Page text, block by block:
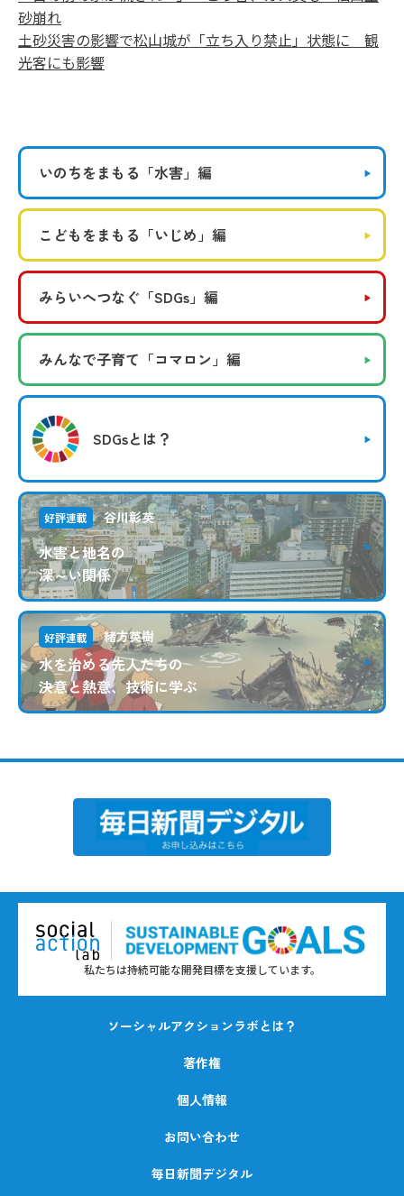
砂崩れ
土砂災害の影響で松山城が「立ち入り禁止」状態に 観
光客にも影響
いのちをまもる 「水害」編
こどもをまもる 「いじめ」編
みらいへつなぐ 「SDGs」編
みんなで子育て 「コマロン」編
SDGsとは？
好評連載 谷川彰英
水害と地名の
深～い関係
好評連載 緒方英樹
水を治める先人たちの
決意と熱意、技術に学ぶ
私たちは持続可能な開発目標を支援しています。
ソーシャルアクションラボとは？
著作権
個人情報
お問い合わせ
毎日新聞デジタル